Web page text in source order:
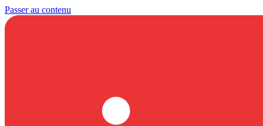
Passer au contenu